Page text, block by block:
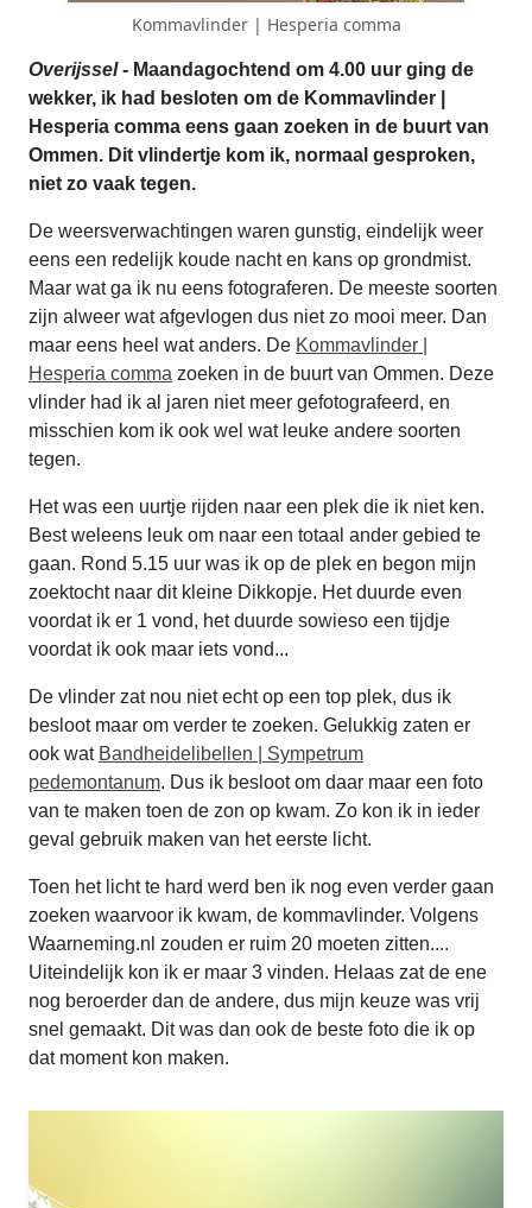
Kommavlinder | Hesperia comma
Overijssel- Maandagochtend om 4.00 uur ging de
wekker, ik had besloten om de Kommavlinder |
Hesperia comma eens gaan zoeken in de buurt van
Ommen. Dit vlindertje kom ik, normaal gesproken,
niet zo vaak tegen.
De weersverwachtingen waren gunstig, eindelijk weer
eens een redelijk koude nacht en kans op grondmist.
Maar wat ga ik nu eens fotograferen. De meeste soorten
zijn alweer wat afgevlogen dus niet zo mooi meer. Dan
maar eens heel wat anders. De Kommavlinder |
Hesperia comma zoeken in de buurt van Ommen. Deze
vlinder had ik al jaren niet meer gefotografeerd, en
misschien kom ik ook wel wat leuke andere soorten
tegen.
Het was een uurtje rijden naar een plek die ik niet ken.
Best weleens leuk om naar een totaal ander gebied te
gaan. Rond 5.15 uur was ik op de plek en begon mijn
zoektocht naar dit kleine Dikkopje. Het duurde even
voordat ik er 1 vond, het duurde sowieso een tijdje
voordat ik ook maar iets vond...
De vlinder zat nou niet echt op een top plek, dus ik
besloot maar om verder te zoeken. Gelukkig zaten er
ook wat Bandheidelibellen | Sympetrum
pedemontanum. Dus ik besloot om daar maar een foto
van te maken toen de zon op kwam. Zo kon ik in ieder
geval gebruik maken van het eerste licht.
Toen het licht te hard werd ben ik nog even verder gaan
zoeken waarvoor ik kwam, de kommavlinder. Volgens
Waarneming.nl zouden er ruim 20 moeten zitten....
Uiteindelijk kon ik er maar 3 vinden. Helaas zat de ene
nog beroerder dan de andere, dus mijn keuze was vrij
snel gemaakt. Dit was dan ook de beste foto die ik op
dat moment kon maken.